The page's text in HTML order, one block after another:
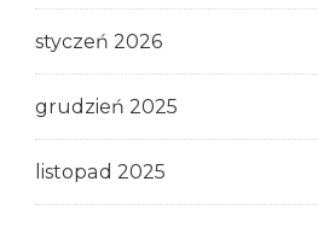
styczeń 2026
grudzień 2025
listopad 2025